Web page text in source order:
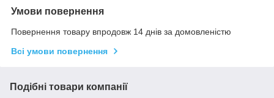
Умови повернення
Повернення товару впродовж 14 днів за домовленістю
Всі умови повернення
Подібні товари компанії